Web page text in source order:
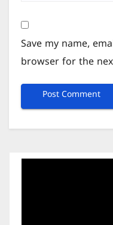
Save my name,
browser for the